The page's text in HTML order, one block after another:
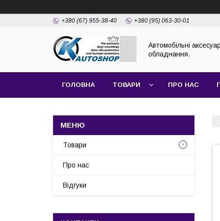
+380 (67) 955-38-40 +380 (95) 063-30-01
Автомобільні
обладнання.
ГОЛОВНА ТОВАРИ ПРО НАС
Товари
Про нас
Відгуки